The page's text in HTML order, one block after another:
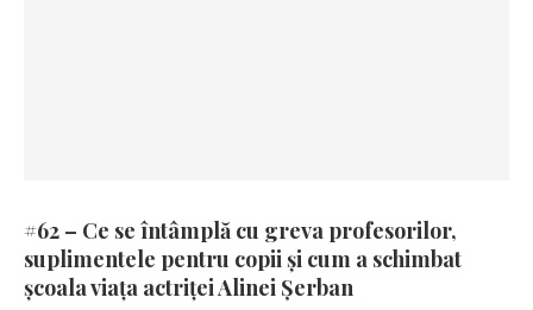
#62 – Ce se întâmplă cu greva profesorilor,
suplimentele pentru copii și cum a schimbat
școala viața actriței Alinei Șerban